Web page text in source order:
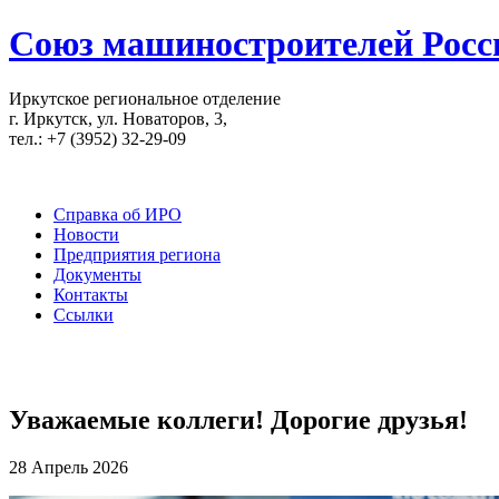
Союз машиностроителей
Иркутское региональное отделение
г. Иркутск, ул. Новаторов, 3,
тел.: +7 (3952) 32-29-09
Справка об ИРО
Новости
Предприятия региона
Документы
Контакты
Ссылки
Уважаемые коллеги! Дорогие друзья!
28 Апрель 2026